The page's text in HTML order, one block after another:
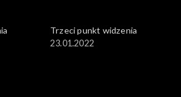
Trzeci punkt widzenia
23.01.2022